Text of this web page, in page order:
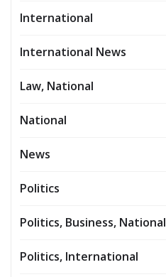
International
International News
Law, National
National
News
Politics
Politics, Business, National
Politics, International